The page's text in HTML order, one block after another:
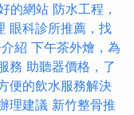
的網站 防水工程，
眼科診所推薦，找
紹 下午茶外燴，為
務 助聽器價格，了
便的飲水服務解決
理建議 新竹整骨推